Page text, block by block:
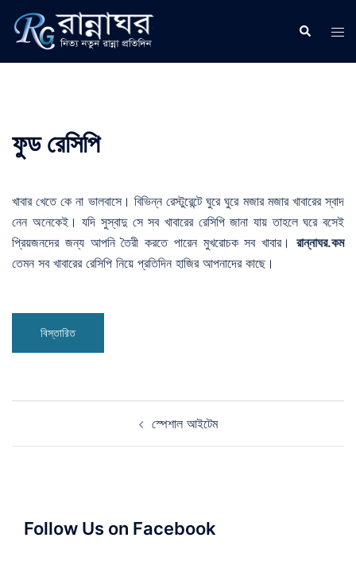
content
Search
ফুড রেসিপি
খাবার খেতে কে না ভালবাসে। বিভিন্ন রেস্টুরেন্টে ঘুরে ঘুরে মজার মজার খাবারের স্বাদ
নেন অনেকেই। যদি সুস্বাদু সে সব খাবারের রেসিপি জানা যায় তাহলে ঘরে বসেই
প্রিয়জনদের জন্য আপনি তৈরী করতে পারেন মুখরোচক সব খাবার। রান্নাঘর.কম
তেমন সব খাবারের রেসিপি নিয়ে প্রতিদিন হাজির আপনাদের কাছে।
বিস্তারিত
স্পেশাল আইটেম
Follow Us on Facebook